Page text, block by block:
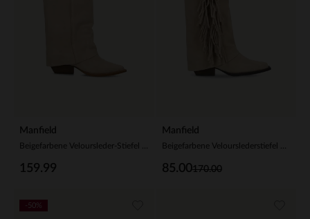
Manfield
159.99
Manfield
170.00
85.00
-50%